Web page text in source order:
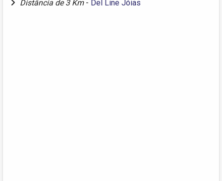
Distância de 3 Km - Del Line Jóias